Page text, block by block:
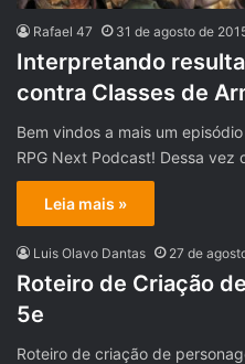
Rafael 47 31 de agosto de
Interpretando
contra Classes de
Bem vindos a mais um
RPG Next Podcast! Dessa vez
Leia mais »
Luis Olavo Dantas 27 de
Roteiro de Criação
5e
Roteiro de criação de